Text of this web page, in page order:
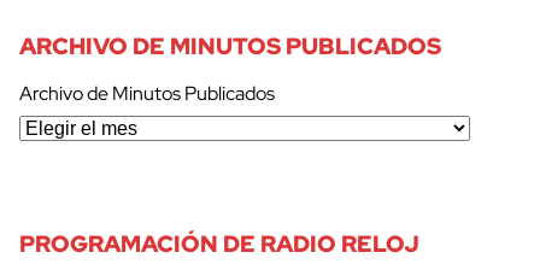
ARCHIVO DE MINUTOS PUBLICADOS
Archivo de Minutos Publicados
PROGRAMACIÓN DE RADIO RELOJ